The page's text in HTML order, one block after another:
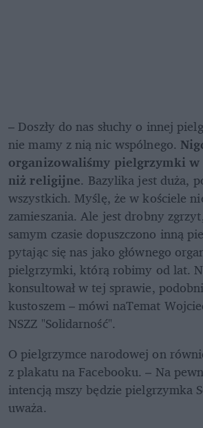
– Doszły do nas słuchy o innej
nie mamy z nią nic wspólnego.
organizowaliśmy pielgrzymki
niż religijne. Bazylika jest duża,
wszystkich. Myślę, że w kościele
zamieszania. Ale jest drobny
samym czasie dopuszczono inną
pytając się nas jako głównego
pielgrzymki, którą robimy od lat.
konsultował w tej sprawie,
kustoszem – mówi naTemat
NSZZ "Solidarność".
O pielgrzymce narodowej on
z plakatu na Facebooku. – Na
intencją mszy będzie pielgrzymka
uważa.